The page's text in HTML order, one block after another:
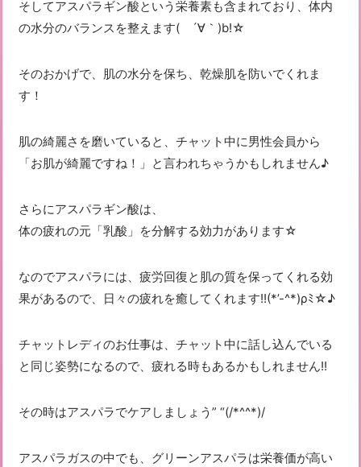
そしてアスパラギン酸という栄養素も含まれており、体内
の水分のバランスを整えます( ´∀｀)b!☆
そのおかげで、肌の水分を保ち、乾燥肌を防いでくれま
す！
肌の綺麗さを磨いていると、チャット中に男性会員から
「お肌が綺麗ですね！」と言われちゃうかもしれません♪
さらにアスパラギン酸は、
体の疲れの元「乳酸」を分解する効力があります☆
なのでアスパラには、疲労回復と肌の質を保ってくれる効
果があるので、日々の疲れを癒してくれます!!(*’-^*)ρﾐ☆♪
チャットレディのお仕事は、チャット中に話し込んでいる
と同じ姿勢になるので、疲れる時もあるかもしれません!!
その時はアスパラでケアしましょう” “(/*^^*)/
アスパラガスの中でも、グリーンアスパラは栄養価が高い